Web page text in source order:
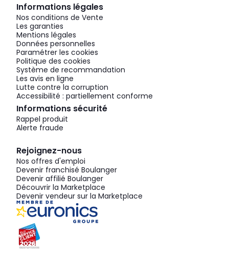
Informations légales
Nos conditions de Vente
Les garanties
Mentions légales
Données personnelles
Paramétrer les cookies
Politique des cookies
Système de recommandation
Les avis en ligne
Lutte contre la corruption
Accessibilité : partiellement conforme
Informations sécurité
Rappel produit
Alerte fraude
Rejoignez-nous
Nos offres d'emploi
Devenir franchisé Boulanger
Devenir affilié Boulanger
Découvrir la Marketplace
Devenir vendeur sur la Marketplace